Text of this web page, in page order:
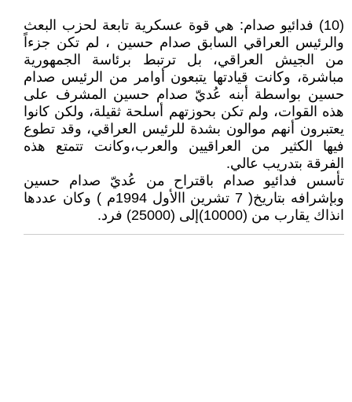
(10) فدائيو صدام: هي قوة عسكرية تابعة لحزب البعث
والرئيس العراقي السابق صدام حسين ، لم تكن جزءاً
من الجيش العراقي، بل ترتبط برئاسة الجمهورية
مباشرة، وكانت قيادتها يتبعون أوامر من الرئيس صدام
حسين بواسطة أبنه عُديّ صدام حسين المشرف على
هذه القوات، ولم تكن بحوزتهم أسلحة ثقيلة، ولكن كانوا
يعتبرون أنهم موالون بشدة للرئيس العراقي، وقد تطوع
فيها الكثير من العراقيين والعرب،وكانت تتمتع هذه
الفرقة بتدريب عالي.
تأسس فدائيو صدام باقتراح من عُديّ صدام حسين
وبإشرافه بتاريخ( 7 تشرين االأول 1994م ) وكان عددها
انذاك يقارب من (10000)إلى (25000) فرد.